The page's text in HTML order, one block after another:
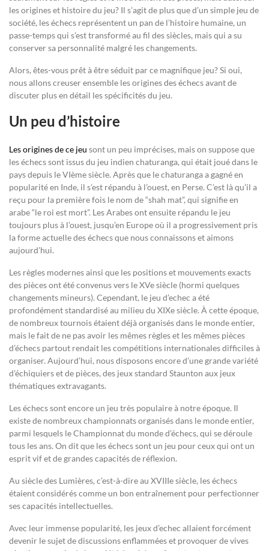
les origines et histoire du jeu? Il s’agit de plus que d’un simple jeu de
société, les échecs représentent un pan de l’histoire humaine, un
passe-temps qui s’est transformé au fil des siècles, mais qui a su
conserver sa personnalité malgré les changements.
Alors, êtes-vous prêt à être séduit par ce magnifique jeu? Si oui,
nous allons creuser ensemble les origines des échecs avant de
discuter plus en détail les spécificités du jeu.
Un peu d’histoire
Les origines de ce jeu sont un peu imprécises, mais on suppose que
les échecs sont issus du jeu indien chaturanga, qui était joué dans le
pays depuis le VIème siècle. Après que le chaturanga a gagné en
popularité en Inde, il s’est répandu à l’ouest, en Perse. C’est là qu’il a
reçu pour la première fois le nom de “shah mat”, qui signifie en
arabe “le roi est mort”. Les Arabes ont ensuite répandu le jeu
toujours plus à l’ouest, jusqu’en Europe où il a progressivement pris
la forme actuelle des échecs que nous connaissons et aimons
aujourd’hui.
Les règles modernes ainsi que les positions et mouvements exacts
des pièces ont été convenus vers le XVe siècle (hormi quelques
changements mineurs). Cependant, le jeu d’echec a été
profondément standardisé au milieu du XIXe siècle. À cette époque,
de nombreux tournois étaient déjà organisés dans le monde entier,
mais le fait de ne pas avoir les mêmes règles et les mêmes pièces
d’échecs partout rendait les compétitions internationales difficiles à
organiser. Aujourd’hui, nous disposons encore d’une grande variété
d’échiquiers et de pièces, des jeux standard Staunton aux jeux
thématiques extravagants.
Les échecs sont encore un jeu très populaire à notre époque. Il
existe de nombreux championnats organisés dans le monde entier,
parmi lesquels le Championnat du monde d’échecs, qui se déroule
tous les ans. On dit que les échecs sont un jeu pour ceux qui ont un
esprit vif et de grandes capacités de réflexion.
Au siècle des Lumières, c’est-à-dire au XVIIIe siècle, les échecs
étaient considérés comme un bon entraînement pour perfectionner
ses capacités intellectuelles.
Avec leur immense popularité, les jeux d’echec allaient forcément
devenir le sujet de discussions enflammées et provoquer de vives